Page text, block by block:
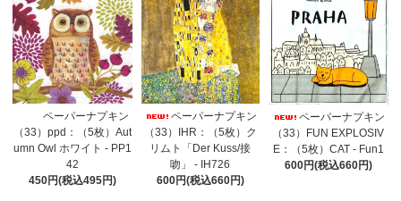
ペーパーナプキン
（33）ppd：（5枚）Aut
umn Owl ホワイト - PP1
42
450円(税込495円)
ペーパーナプキン
（33）IHR：（5枚）ク
リムト「Der Kuss/接
吻」 - IH726
600円(税込660円)
ペーパーナプキン
（33）FUN EXPLOSIV
E：（5枚）CAT - Fun1
600円(税込660円)